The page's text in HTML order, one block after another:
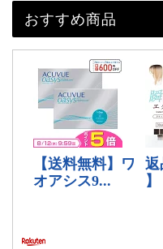
おすすめ商品